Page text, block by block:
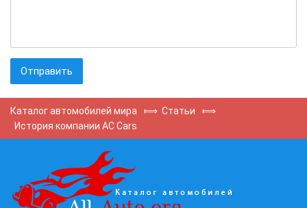
Каталог автомобилей мира ⟾ Статьи
⟾
История компании AC Cars